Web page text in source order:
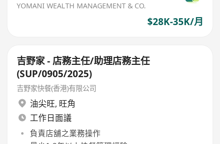
YOMANI WEALTH MANAGEMENT & CO.
$28K-35K/月
吉野家 - 店務主任/助理店務主任
(SUP/0905/2025)
吉野家快餐(香港)有限公司
油尖旺, 旺角
工作日面議
負責店舖之業務操作